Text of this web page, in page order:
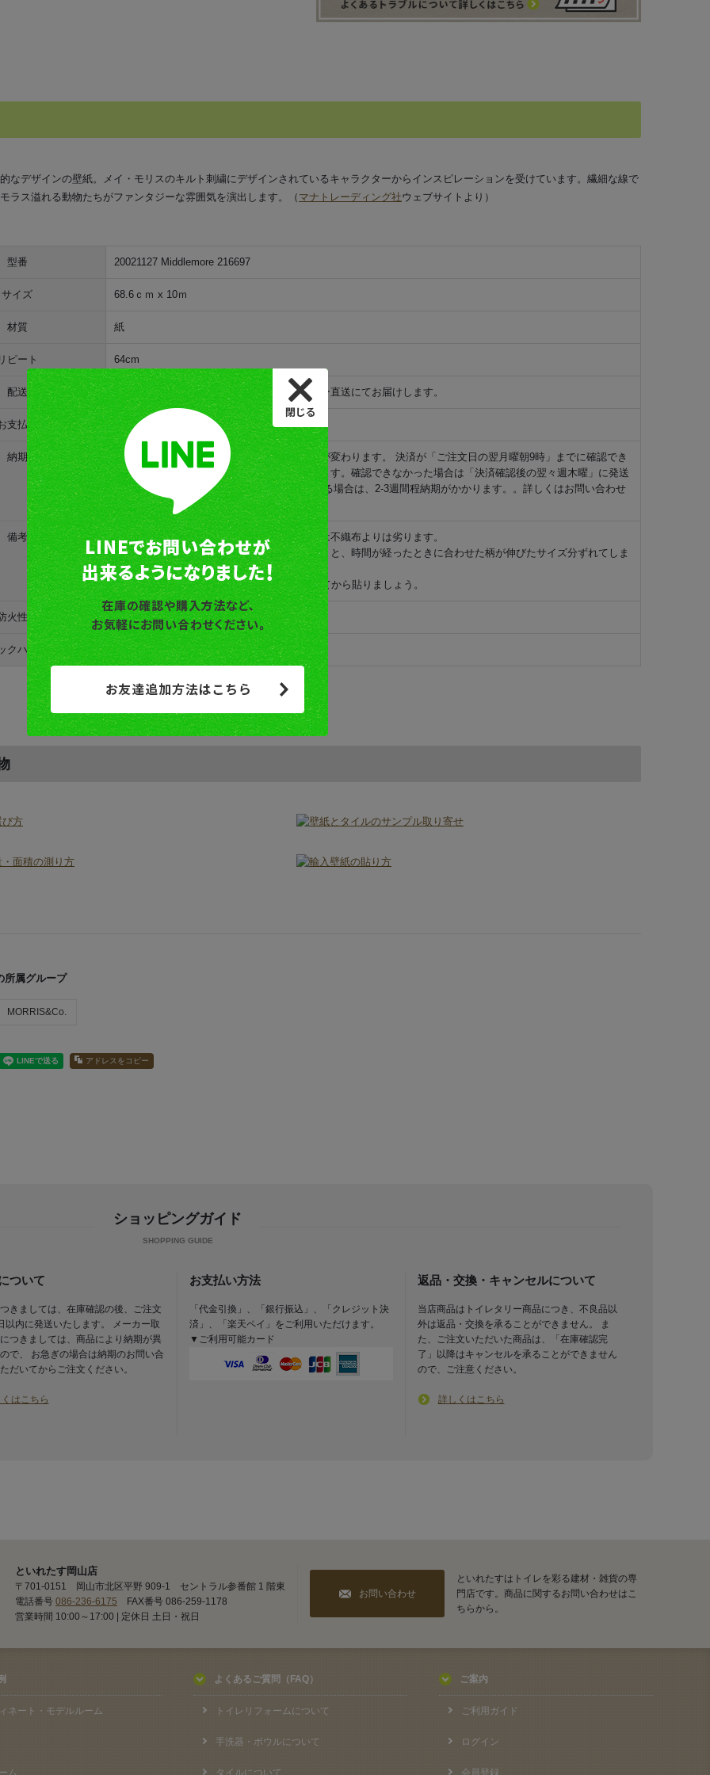
なデザインの壁紙。メイ・モリスのキルト刺繍にデザインされているキャラクターからインスピレーションを受けています。繊細な線で
ラス溢れる動物たちがファンタジーな雰囲気を演出します。（ マナトレーディング社ウェブサイトより）
型番 20021127 Middlemore 216697
サイズ 68.6ｃｍ x 10ｍ
材質 紙
ピート 64cm
配送 こちらの商品はメーカー在庫品です。メーカー直送にてお届けします。
支払い 「代金引換」はご利用頂けません。
納期
海外取り寄せ品です。決済完了の日時で納期が変わります。 決済が「ご注文日の翌月曜朝9時」までに確認でき
た場合「決済確認後の翌週木曜」に発送されます。確認できなかった場合は「決済確認後の翌々週木曜」に発送
されます。 ※週内に祝日・長期休業などがある場合は、2-3週間程納期がかかります。。詳しくはお問い合わせ
ください。
備考
他の材質に比べると発色が良いですが耐久性は不織布よりは劣ります。
不織布のように壁にのりを塗って貼ってしまうと、時間が経ったときに合わせた柄が伸びたサイズ分ずれてしま
います。
壁紙の裏にのりを塗りあらかじめ10分程置いてから貼りましょう。
火性能 不燃
クハウス F★★★★
所属グループ
MORRIS&Co.
アドレスをコピー
ショッピングガイド
ついて
きましては、在庫確認の後、ご注文
以内に発送いたします。 メーカー取
つきましては、商品により納期が異
で、 お急ぎの場合は納期のお問い合
だいてからご注文ください。
はこちら
お支払い方法
「代金引換」、「銀行振込」、「クレジット決
済」、「楽天ペイ」をご利用いただけます。
▼ご利用可能カード
返品・交換・キャンセルについて
当店商品はトイレタリー商品につき、不良品以
外は返品・交換を承ることができません。 ま
た、ご注文いただいた商品は、「在庫確認完
了」以降はキャンセルを承ることができません
ので、ご注意ください。
詳しくはこちら
といれたす岡山店
〒701-0151 岡山市北区平野 909-1 セントラル参番館 1 階東
電話番号 086-236-6175 FAX番号 086-259-1178
営業時間 10:00～17:00 | 定休日 土日・祝日
お問い合わせ
といれたすはトイレを彩る建材・雑貨の専
門店です。商品に関するお問い合わせはこ
ちらから。
ネート・モデルルーム
ム
よくあるご質問（FAQ）
トイレリフォームについて
手洗器・ボウルについて
タイルについて
ご案内
ご利用ガイド
ログイン
会員登録